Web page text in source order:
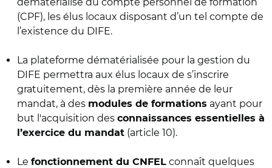
(CPF), les élus locaux disposant d’un tel compte de
l’existence du DIFE.
La plateforme dématérialisée pour la gestion du
DIFE permettra aux élus locaux de s’inscrire
gratuitement, dès la première année de leur
mandat, à des modules de formations ayant pour
but l'acquisition des connaissances essentielles à
l’exercice du mandat (article 10).
Le fonctionnement du CNFEL connaît quelques